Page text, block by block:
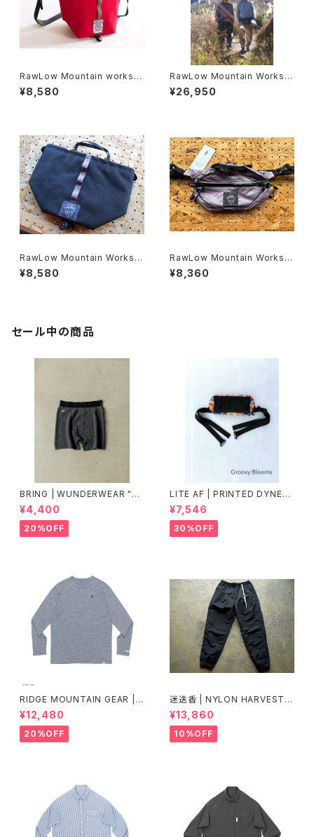
RawLow Mountain works |
2025 ZODIAC Limited Editi
on 【Tabitibi Snake】
¥8,580
RawLow Mountain Works |
Hiker Baker Pants
¥26,950
RawLow Mountain Works |
TABITIBI
¥8,580
RawLow Mountain Works |
Nuts Pack
¥8,360
セール中の商品
BRING | WUNDERWEAR "O
NE" 50/50
¥4,400
20%OFF
LITE AF | PRINTED DYNEE
MA FEATHER WEIGHT FAN
NY PACK
¥7,546
30%OFF
RIDGE MOUNTAIN GEAR |
Merino Basic Long Sleeve
Tee "Micro Border"
¥12,480
20%OFF
迷迭香 | NYLON HARVEST T
RAINER Ver.2025 Lot.3
¥13,860
10%OFF